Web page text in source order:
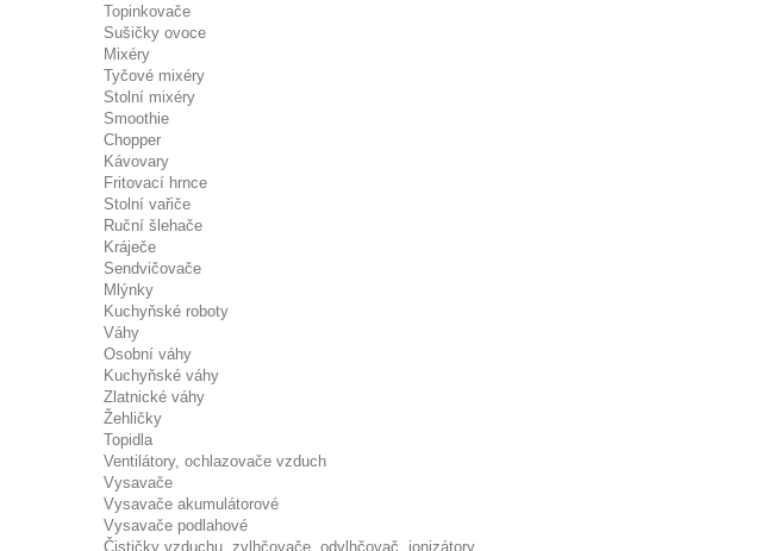
Topinkovače
Sušičky ovoce
Mixéry
Tyčové mixéry
Stolní mixéry
Smoothie
Chopper
Kávovary
Fritovací hrnce
Stolní vařiče
Ruční šlehače
Kráječe
Sendvičovače
Mlýnky
Kuchyňské roboty
Váhy
Osobní váhy
Kuchyňské váhy
Zlatnické váhy
Žehličky
Topidla
Ventilátory, ochlazovače vzduch
Vysavače
Vysavače akumulátorové
Vysavače podlahové
Čističky vzduchu, zvlhčovače, odvlhčovač, ionizátory